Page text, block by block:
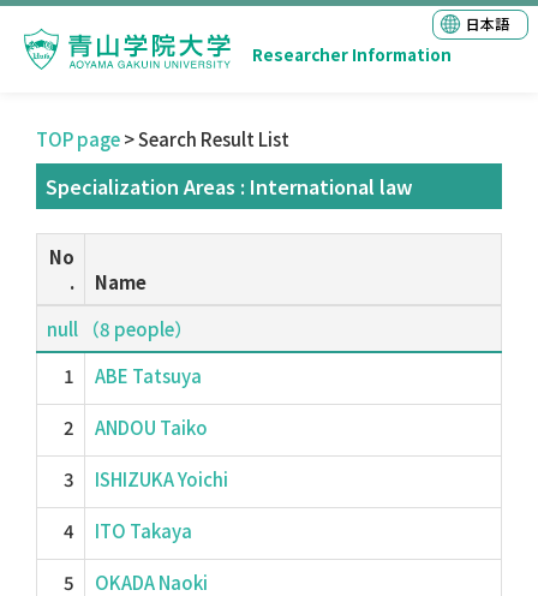
Researcher Information
日本語
TOP page> Search Result List
Specialization Areas : International law
No
.
Name
null （8 people）
1
ABE Tatsuya
2 ANDOU Taiko
3 ISHIZUKA Yoichi
4 ITO Takaya
5 OKADA Naoki